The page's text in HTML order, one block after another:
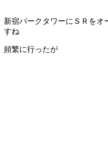
新宿パークタワーにＳＲを
すね
頻繁に行ったが